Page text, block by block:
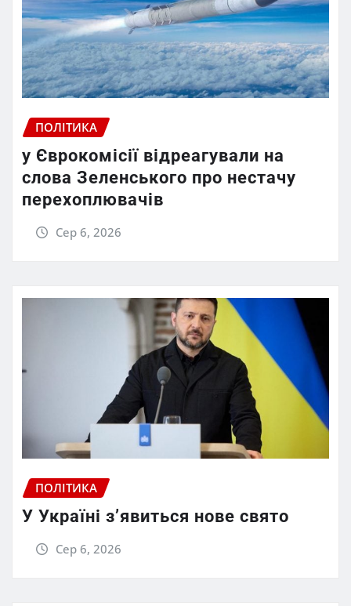
ПОЛІТИКА
у Єврокомісії відреагували на
слова Зеленського про нестачу
перехоплювачів
Сер 6, 2026
ПОЛІТИКА
У Україні з’явиться нове свято
Сер 6, 2026